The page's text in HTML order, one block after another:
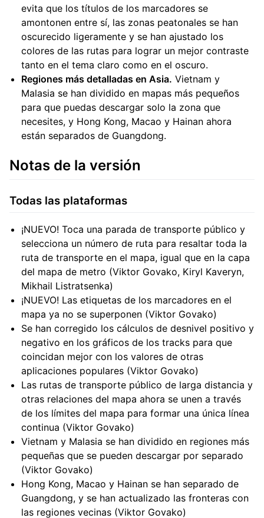
evita que los títulos de los marcadores se
amontonen entre sí, las zonas peatonales se han
oscurecido ligeramente y se han ajustado los
colores de las rutas para lograr un mejor contraste
tanto en el tema claro como en el oscuro.
Regiones más detalladas en Asia. Vietnam y
Malasia se han dividido en mapas más pequeños
para que puedas descargar solo la zona que
necesites, y Hong Kong, Macao y Hainan ahora
están separados de Guangdong.
Notas de la versión
Todas las plataformas
¡NUEVO! Toca una parada de transporte público y
selecciona un número de ruta para resaltar toda la
ruta de transporte en el mapa, igual que en la capa
del mapa de metro (Viktor Govako, Kiryl Kaveryn,
Mikhail Listratsenka)
¡NUEVO! Las etiquetas de los marcadores en el
mapa ya no se superponen (Viktor Govako)
Se han corregido los cálculos de desnivel positivo y
negativo en los gráficos de los tracks para que
coincidan mejor con los valores de otras
aplicaciones populares (Viktor Govako)
Las rutas de transporte público de larga distancia y
otras relaciones del mapa ahora se unen a través
de los límites del mapa para formar una única línea
continua (Viktor Govako)
Vietnam y Malasia se han dividido en regiones más
pequeñas que se pueden descargar por separado
(Viktor Govako)
Hong Kong, Macao y Hainan se han separado de
Guangdong, y se han actualizado las fronteras con
las regiones vecinas (Viktor Govako)